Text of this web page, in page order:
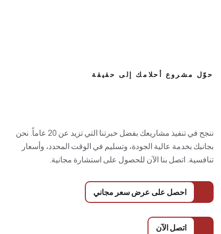
حوّل مشروع أحلامك إلى حقيقة
ننجح في تنفيذ مشاريعك بفضل خبرتنا التي تزيد عن 20 عاماً. نحن
بجانبك بخدمة عالية الجودة، وتسليم في الوقت المحدد، وأسعار
تنافسية. اتصل بنا الآن للحصول على استشارة مجانية.
احصل على عرض سعر مجاني
اتصل الآن